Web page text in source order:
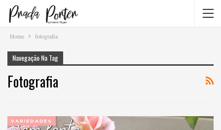
Home fotografia
Navegação Na Tag
Fotografia
VARIEDADES